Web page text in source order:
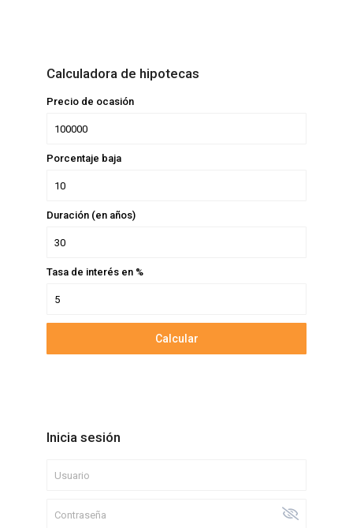
Calculadora de hipotecas
Precio de ocasión
Porcentaje baja
Duración (en años)
Tasa de interés en %
Calcular
Inicia sesión